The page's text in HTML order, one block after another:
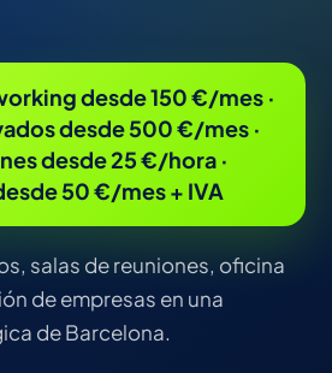
desde 150 €/mes ·
desde 500 €/mes ·
desde 25 €/hora ·
50 €/mes + IVA
salas de reuniones, oficina
de empresas en una
de Barcelona.